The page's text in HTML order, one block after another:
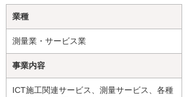
業種
測量業・サービス業
事業内容
ICT施工関連サービス、測量サービス、各種